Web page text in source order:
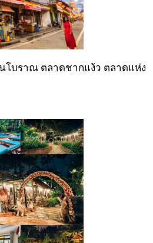
บราณ ตลาดชากแง้ว ตลาดแห่ง